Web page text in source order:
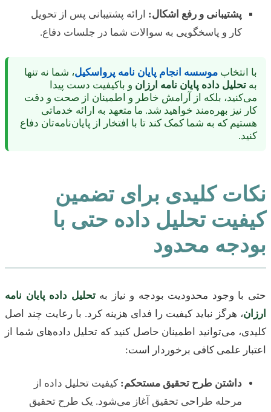
پشتیبانی و رفع اشکال: ارائه پشتیبانی پس از تحویل
کار و پاسخگویی به سوالات شما در جلسات دفاع.
با انتخاب موسسه انجام پایان نامه پرواسکیل، شما نه تنها
به تحلیل داده پایان نامه ارزان و باکیفیت دست پیدا
می‌کنید، بلکه از آرامش خاطر و اطمینان از صحت و دقت
کار نیز بهره‌مند خواهید شد. ما متعهد به ارائه خدماتی
هستیم که به شما کمک کند تا با افتخار از پایان‌نامه‌تان دفاع
کنید.
نکات کلیدی برای تضمین
کیفیت تحلیل داده حتی با
بودجه محدود
حتی با وجود محدودیت بودجه و نیاز بهتحلیل داده پایان نامه
ارزان، هرگز نباید کیفیت را فدای هزینه کرد. با رعایت چند اصل
کلیدی، می‌توانید اطمینان حاصل کنید که تحلیل داده‌های شما از
اعتبار علمی کافی برخوردار است:
داشتن طرح تحقیق مستحکم: کیفیت تحلیل داده از
مرحله طراحی تحقیق آغاز می‌شود. یک طرح تحقیق